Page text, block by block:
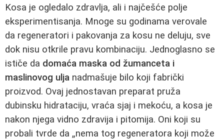
Kosa je ogledalo zdravlja, ali i najčešće polje
eksperimentisanja. Mnoge su godinama verovale
da regeneratori i pakovanja za kosu ne deluju, sve
dok nisu otkrile pravu kombinaciju. Jednoglasno se
ističe da domaća maska od žumanceta i
maslinovog ulja nadmašuje bilo koji fabrički
proizvod. Ovaj jednostavan preparat pruža
dubinsku hidrataciju, vraća sjaj i mekoću, a kosa je
nakon njega vidno zdravija i pitomija. Oni koji su
probali tvrde da „nema tog regeneratora koji može